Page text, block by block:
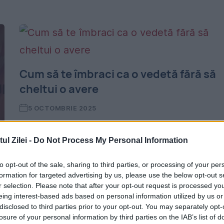
Zilei - Do Not Process My Personal Information
opt-out of the sale, sharing to third parties, or processing of your
for targeted advertising by us, please use the below opt-out
selection. Please note that after your opt-out request is processed
interest-based ads based on personal information utilized by us
to third parties prior to your opt-out. You may separately
of your personal information by third parties on the IAB’s list of
Cum să te îmbraci ca o vedetă fără să
cheltui o avere
5 OCTOMBRIE 2025
garderoba vedetelor rămâne un simbol al
luxului inaccesibil, dar realitatea este alta,
potrivit designerilor. Rochii elegante,
costume de designer și accesorii scumpe...